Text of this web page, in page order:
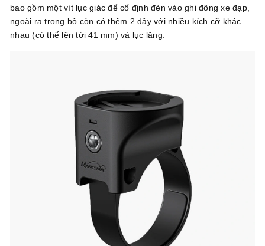
bao gồm một vít lục giác để cố định đèn vào ghi đông xe đạp,
ngoài ra trong bộ còn có thêm 2 dây với nhiều kích cỡ khác
nhau (có thể lên tới 41 mm) và lục lăng.